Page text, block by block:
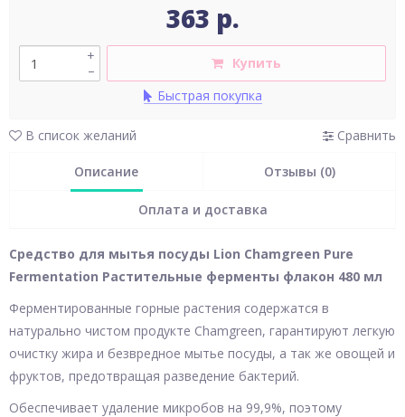
363 р.
–
+
Купить
Быстрая покупка
В список желаний Сравнить
Описание Отзывы (0)
Оплата и доставка
Средство для мытья посуды Lion Chamgreen Pure
Fermentation Растительные ферменты флакон 480 мл
Ферментированные горные растения содержатся в
натурально чистом продукте Chamgreen, гарантируют легкую
очистку жира и безвредное мытье посуды, а так же овощей и
фруктов, предотвращая разведение бактерий.
Обеспечивает удаление микробов на 99,9%, поэтому